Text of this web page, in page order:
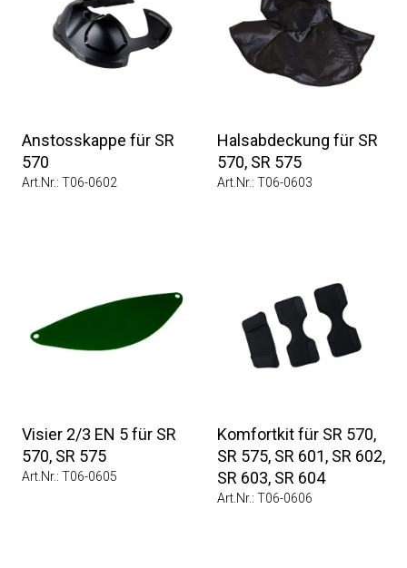
Anstosskappe für SR
570
Art.Nr.: T06-0602
Halsabdeckung für SR
570, SR 575
Art.Nr.: T06-0603
Visier 2/3 EN 5 für SR
570, SR 575
Art.Nr.: T06-0605
Komfortkit für SR 570,
SR 575, SR 601, SR 602,
SR 603, SR 604
Art.Nr.: T06-0606